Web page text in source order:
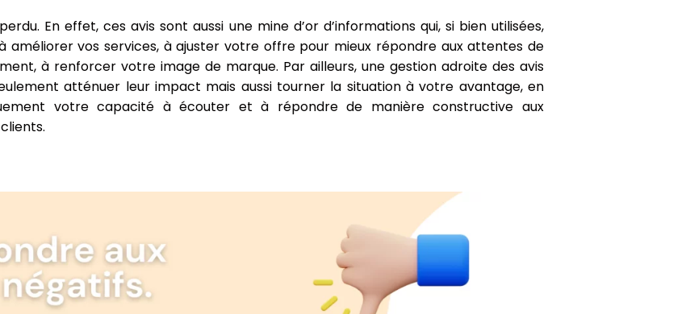
En effet, ces avis sont aussi une mine d’or d’informations qui, si bien utilisées,
améliorer vos services, à ajuster votre offre pour mieux répondre aux attentes de
à renforcer votre image de marque. Par ailleurs, une gestion adroite des avis
atténuer leur impact mais aussi tourner la situation à votre avantage, en
votre capacité à écouter et à répondre de manière constructive aux